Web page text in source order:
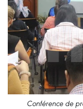
Conférence de